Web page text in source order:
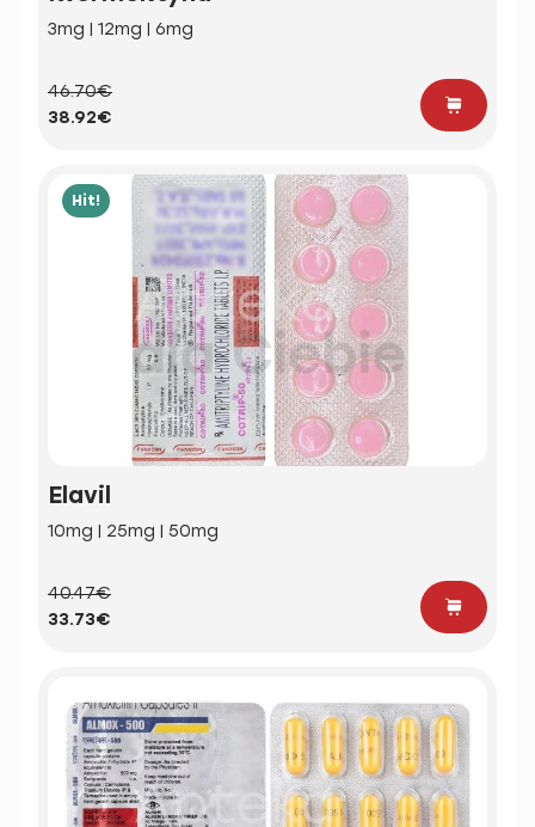
3mg | 12mg | 6mg
46.70€
38.92€
Hit!
Elavil
10mg | 25mg | 50mg
40.47€
33.73€